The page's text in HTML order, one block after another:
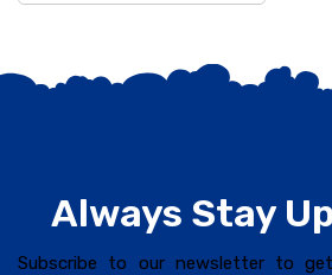
Always Stay
Subscribe to our newsletter to